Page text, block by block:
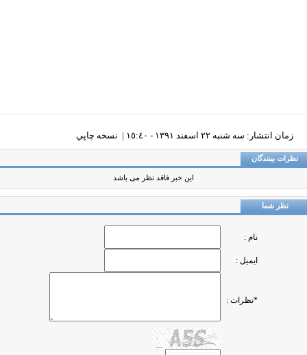
زمان انتشار: سه شنبه ٢٢ اسفند ١٣٩١ - ١٥:٤٠ | نسخه چاپي
بینندگان
این خبر فاقد نظر می باشد
نظر شما
نام :
ایمیل :
*نظرات :